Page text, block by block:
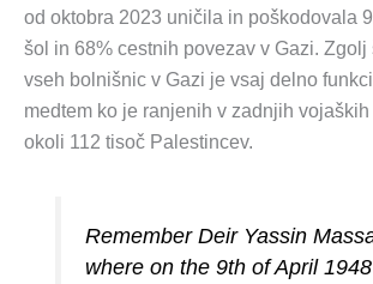
od oktobra 2023 uničila in poškodovala
šol in 68% cestnih povezav v Gazi. Zgolj
vseh bolnišnic v Gazi je vsaj delno
medtem ko je ranjenih v zadnjih
okoli 112 tisoč Palestincev.
Remember Deir Yassin
where on the 9th of April